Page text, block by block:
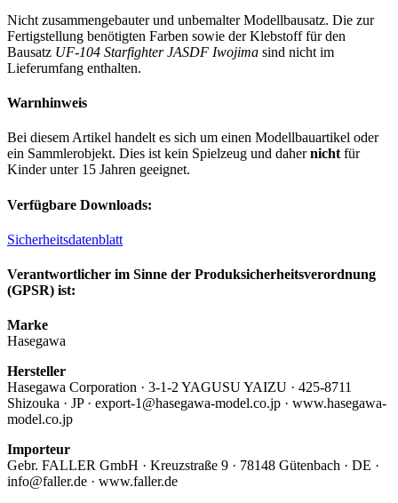
Nicht zusammengebauter und unbemalter Modellbausatz. Die zur
Fertigstellung benötigten Farben sowie der Klebstoff für den
Bausatz UF-104 Starfighter JASDF Iwojima sind nicht im
Lieferumfang enthalten.
Warnhinweis
Bei diesem Artikel handelt es sich um einen Modellbauartikel oder
ein Sammlerobjekt. Dies ist kein Spielzeug und dahernicht für
Kinder unter 15 Jahren geeignet.
Verfügbare Downloads:
Sicherheitsdatenblatt
Verantwortlicher im Sinne der Produksicherheitsverordnung
(GPSR) ist:
Marke
Hasegawa
Hersteller
Hasegawa Corporation · 3-1-2 YAGUSU YAIZU · 425-8711
Shizouka · JP · export-1@hasegawa-model.co.jp · www.hasegawa-
model.co.jp
Importeur
Gebr. FALLER GmbH · Kreuzstraße 9 · 78148 Gütenbach · DE ·
info@faller.de · www.faller.de